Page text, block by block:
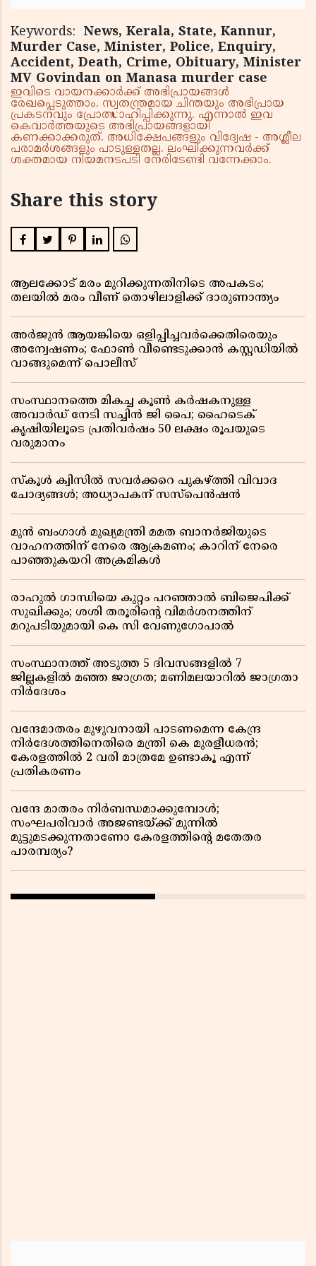
Keywords: News, Kerala, State, Kannur,
Murder Case, Minister, Police, Enquiry,
Accident, Death, Crime, Obituary, Minister
MV Govindan on Manasa murder case
ഇവിടെ വായനക്കാർക്ക് അഭിപ്രായങ്ങൾ
രേഖപ്പെടുത്താം. സ്വതന്ത്രമായ ചിന്തയും അഭിപ്രായ
പ്രകടനവും പ്രോത്സാഹിപ്പിക്കുന്നു. എന്നാൽ ഇവ
കെവാർത്തയുടെ അഭിപ്രായങ്ങളായി
കണക്കാക്കരുത്. അധിക്ഷേപങ്ങളും വിദ്വേഷ - അശ്ലീല
പരാമർശങ്ങളും പാടുള്ളതല്ല. ലംഘിക്കുന്നവർക്ക്
ശക്തമായ നിയമനടപടി നേരിടേണ്ടി വന്നേക്കാം.
Share this story
ആലക്കോട് മരം മുറിക്കുന്നതിനിടെ അപകടം;
തലയിൽ മരം വീണ് തൊഴിലാളിക്ക് ദാരുണാന്ത്യം
അർജുൻ ആയങ്കിയെ ഒളിപ്പിച്ചവർക്കെതിരെയും
അന്വേഷണം; ഫോൺ വീണ്ടെടുക്കാൻ കസ്റ്റഡിയിൽ
വാങ്ങുമെന്ന് പൊലീസ്
സംസ്ഥാനത്തെ മികച്ച കൂൺ കർഷകനുള്ള
അവാർഡ് നേടി സച്ചിൻ ജി പൈ; ഹൈടെക്
കൃഷിയിലൂടെ പ്രതിവർഷം 50 ലക്ഷം രൂപയുടെ
വരുമാനം
സ്കൂൾ ക്വിസിൽ സവർക്കറെ പുകഴ്ത്തി വിവാദ
ചോദ്യങ്ങൾ; അധ്യാപകന് സസ്പെൻഷൻ
മുൻ ബംഗാൾ മുഖ്യമന്ത്രി മമത ബാനർജിയുടെ
വാഹനത്തിന് നേരെ ആക്രമണം; കാറിന് നേരെ
പാഞ്ഞുകയറി അക്രമികൾ
രാഹുൽ ഗാന്ധിയെ കുറ്റം പറഞ്ഞാൽ ബിജെപിക്ക്
സുഖിക്കും; ശശി തരൂരിന്റെ വിമർശനത്തിന്
മറുപടിയുമായി കെ സി വേണുഗോപാൽ
സംസ്ഥാനത്ത് അടുത്ത 5 ദിവസങ്ങളിൽ 7
ജില്ലകളിൽ മഞ്ഞ ജാഗ്രത; മണിമലയാറിൽ ജാഗ്രതാ
നിർദേശം
വന്ദേമാതരം മുഴുവനായി പാടണമെന്ന കേന്ദ്ര
നിർദേശത്തിനെതിരെ മന്ത്രി കെ മുരളീധരൻ;
കേരളത്തിൽ 2 വരി മാത്രമേ ഉണ്ടാകൂ എന്ന്
പ്രതികരണം
വന്ദേ മാതരം നിർബന്ധമാക്കുമ്പോൾ;
സംഘപരിവാർ അജണ്ടയ്ക്ക് മുന്നിൽ
മുട്ടുമടക്കുന്നതാണോ കേരളത്തിന്റെ മതേതര
പാരമ്പര്യം?